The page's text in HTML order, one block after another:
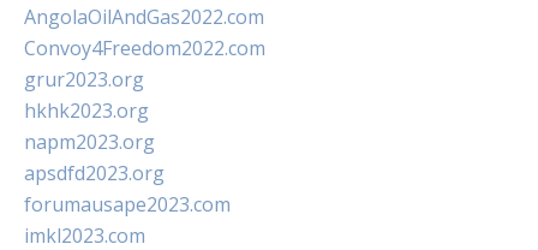
AngolaOilAndGas2022.com
Convoy4Freedom2022.com
grur2023.org
hkhk2023.org
napm2023.org
apsdfd2023.org
forumausape2023.com
imkl2023.com